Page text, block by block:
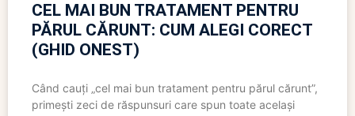
CEL MAI BUN TRATAMENT PENTRU
PĂRUL CĂRUNT: CUM ALEGI CORECT
(GHID ONEST)
Când cauți „cel mai bun tratament pentru părul cărunt”,
primești zeci de răspunsuri care spun toate același